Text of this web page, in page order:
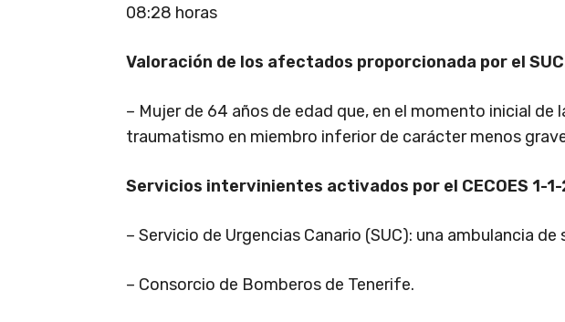
08:28 horas
Valoración de los afectados proporcionada por el
– Mujer de 64 años de edad que, en el momento inicial de
traumatismo en miembro inferior de carácter menos
Servicios intervinientes activados por el CECOES 1-1-
– Servicio de Urgencias Canario (SUC): una ambulancia
– Consorcio de Bomberos de Tenerife.